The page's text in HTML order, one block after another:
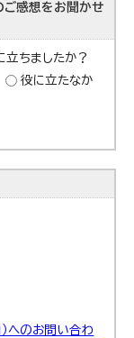
ご感想をお聞かせ
立ちましたか？
役に立たなか
へのお問い合わ